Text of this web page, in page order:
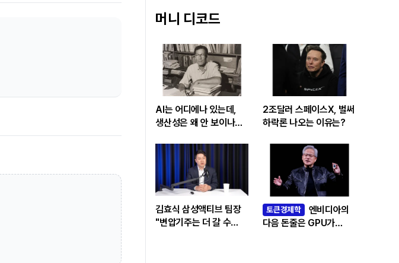
머니 디코드
AI는 어디에나 있는데,
생산성은 왜 안 보이나…
‘솔로우 패러독스’
2조달러 스페이스X, 벌써
하락론 나오는 이유는?
김효식 삼성액티브 팀장
"변압기주는 더 갈 수
토큰경제학
엔비디아의
다음 돈줄은 GPU가